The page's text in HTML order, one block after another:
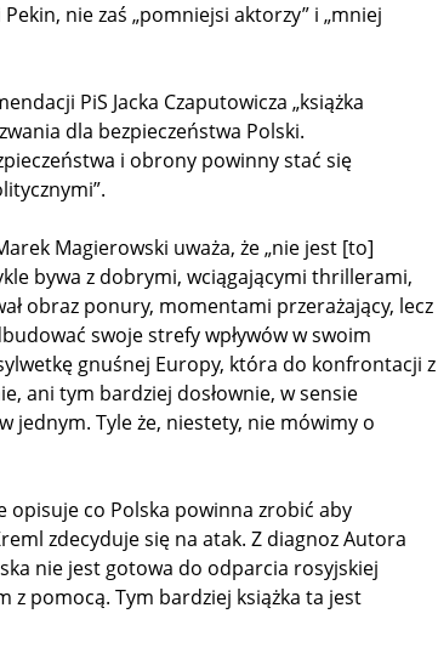
nie zaś „pomniejsi aktorzy” i „mniej
PiS Jacka Czaputowicza „książka
dla bezpieczeństwa Polski.
i obrony powinny stać się
Magierowski uważa, że „nie jest [to]
bywa z dobrymi, wciągającymi thrillerami,
obraz ponury, momentami przerażający, lecz
swoje strefy wpływów w swoim
gnuśnej Europy, która do konfrontacji z
ani tym bardziej dosłownie, w sensie
jednym. Tyle że, niestety, nie mówimy o
opisuje co Polska powinna zrobić aby
zdecyduje się na atak. Z diagnoz Autora
nie jest gotowa do odparcia rosyjskiej
z pomocą. Tym bardziej książka ta jest